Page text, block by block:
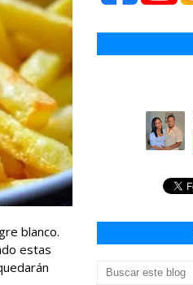
blanco.
estas